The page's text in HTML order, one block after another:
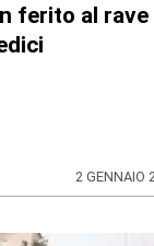
ferito al rave
2 GENNAIO